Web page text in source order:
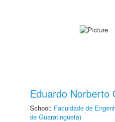
Eduardo Norberto
School: Faculdade de
de Guaratinguetá)